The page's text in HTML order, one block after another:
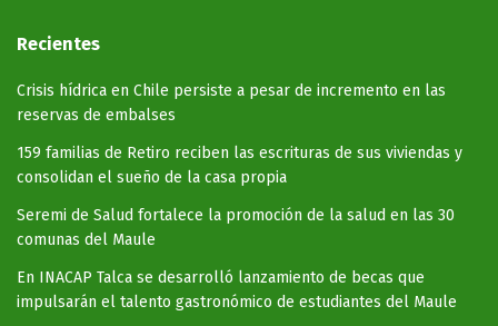
Recientes
Crisis hídrica en Chile persiste a pesar de incremento en las
reservas de embalses
159 familias de Retiro reciben las escrituras de sus viviendas y
consolidan el sueño de la casa propia
Seremi de Salud fortalece la promoción de la salud en las 30
comunas del Maule
En INACAP Talca se desarrolló lanzamiento de becas que
impulsarán el talento gastronómico de estudiantes del Maule